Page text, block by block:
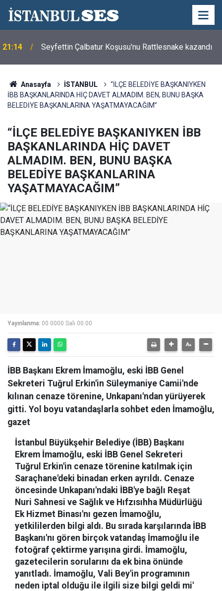
21:14 Seyfettin Çalbatur Koşusu'nu Rattlesnake kazandı
Anasayfa İSTANBUL
“İLÇE BELEDİYE BAŞKANIYKEN
İBB BAŞKANLARINDA HİÇ DAVET ALMADIM. BEN, BUNU BAŞKA
BELEDİYE BAŞKANLARINA YAŞATMAYACAĞIM”
“İLÇE BELEDİYE BAŞKANIYKEN İBB
BAŞKANLARINDA HİÇ DAVET
ALMADIM. BEN, BUNU BAŞKA
BELEDİYE BAŞKANLARINA
YAŞATMAYACAĞIM”
Yayınlanma: 00 0000 Salı 00:00
İBB Başkanı Ekrem İmamoğlu, eski İBB Genel
Sekreteri Tuğrul Erkin'in Süleymaniye Camii'nde
kılınan cenaze törenine, Unkapanı'ndan yürüyerek
gitti. Yol boyu vatandaşlarla sohbet eden İmamoğlu,
gazet
İstanbul Büyükşehir Belediye (İBB) Başkanı
Ekrem İmamoğlu, eski İBB Genel Sekreteri
Tuğrul Erkin'in cenaze törenine katılmak için
Saraçhane'deki binadan erken ayrıldı. Cenaze
öncesinde Unkapanı'ndaki İBB'ye bağlı Reşat
Nuri Sahnesi ve Sağlık ve Hıfzısıhha Müdürlüğü
Ek Hizmet Binası'nı gezen İmamoğlu,
yetkililerden bilgi aldı. Bu sırada karşılarında İBB
Başkanı'nı gören birçok vatandaş İmamoğlu ile
fotoğraf çektirme yarışına girdi. İmamoğlu,
gazetecilerin sorularını da ek bina önünde
yanıtladı. İmamoğlu, Vali Bey'in programının
neden iptal olduğu ile ilgili size bilgi geldi mi'